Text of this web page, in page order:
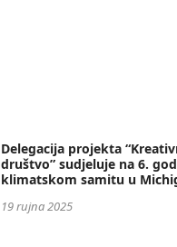
Delegacija projekta
društvo” sudjeluje na 6.
klimatskom samitu u
19 rujna 2025